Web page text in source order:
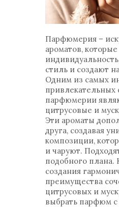
Парфюмерия –
ароматов,
стиль и создают
Одним из самых
привлекательных
парфюмерии
цитрусовые и
Эти ароматы
друга, создавая
композиции,
и чаруют.
подобного плана.
создания
преимущества
цитрусовых и
выбрать парфюм